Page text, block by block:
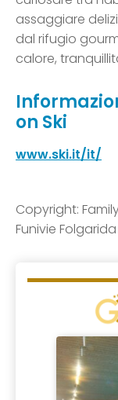
assaggiare
dal rifugio
calore,
on Ski
www.ski.it/it/
Copyright:
Funivie